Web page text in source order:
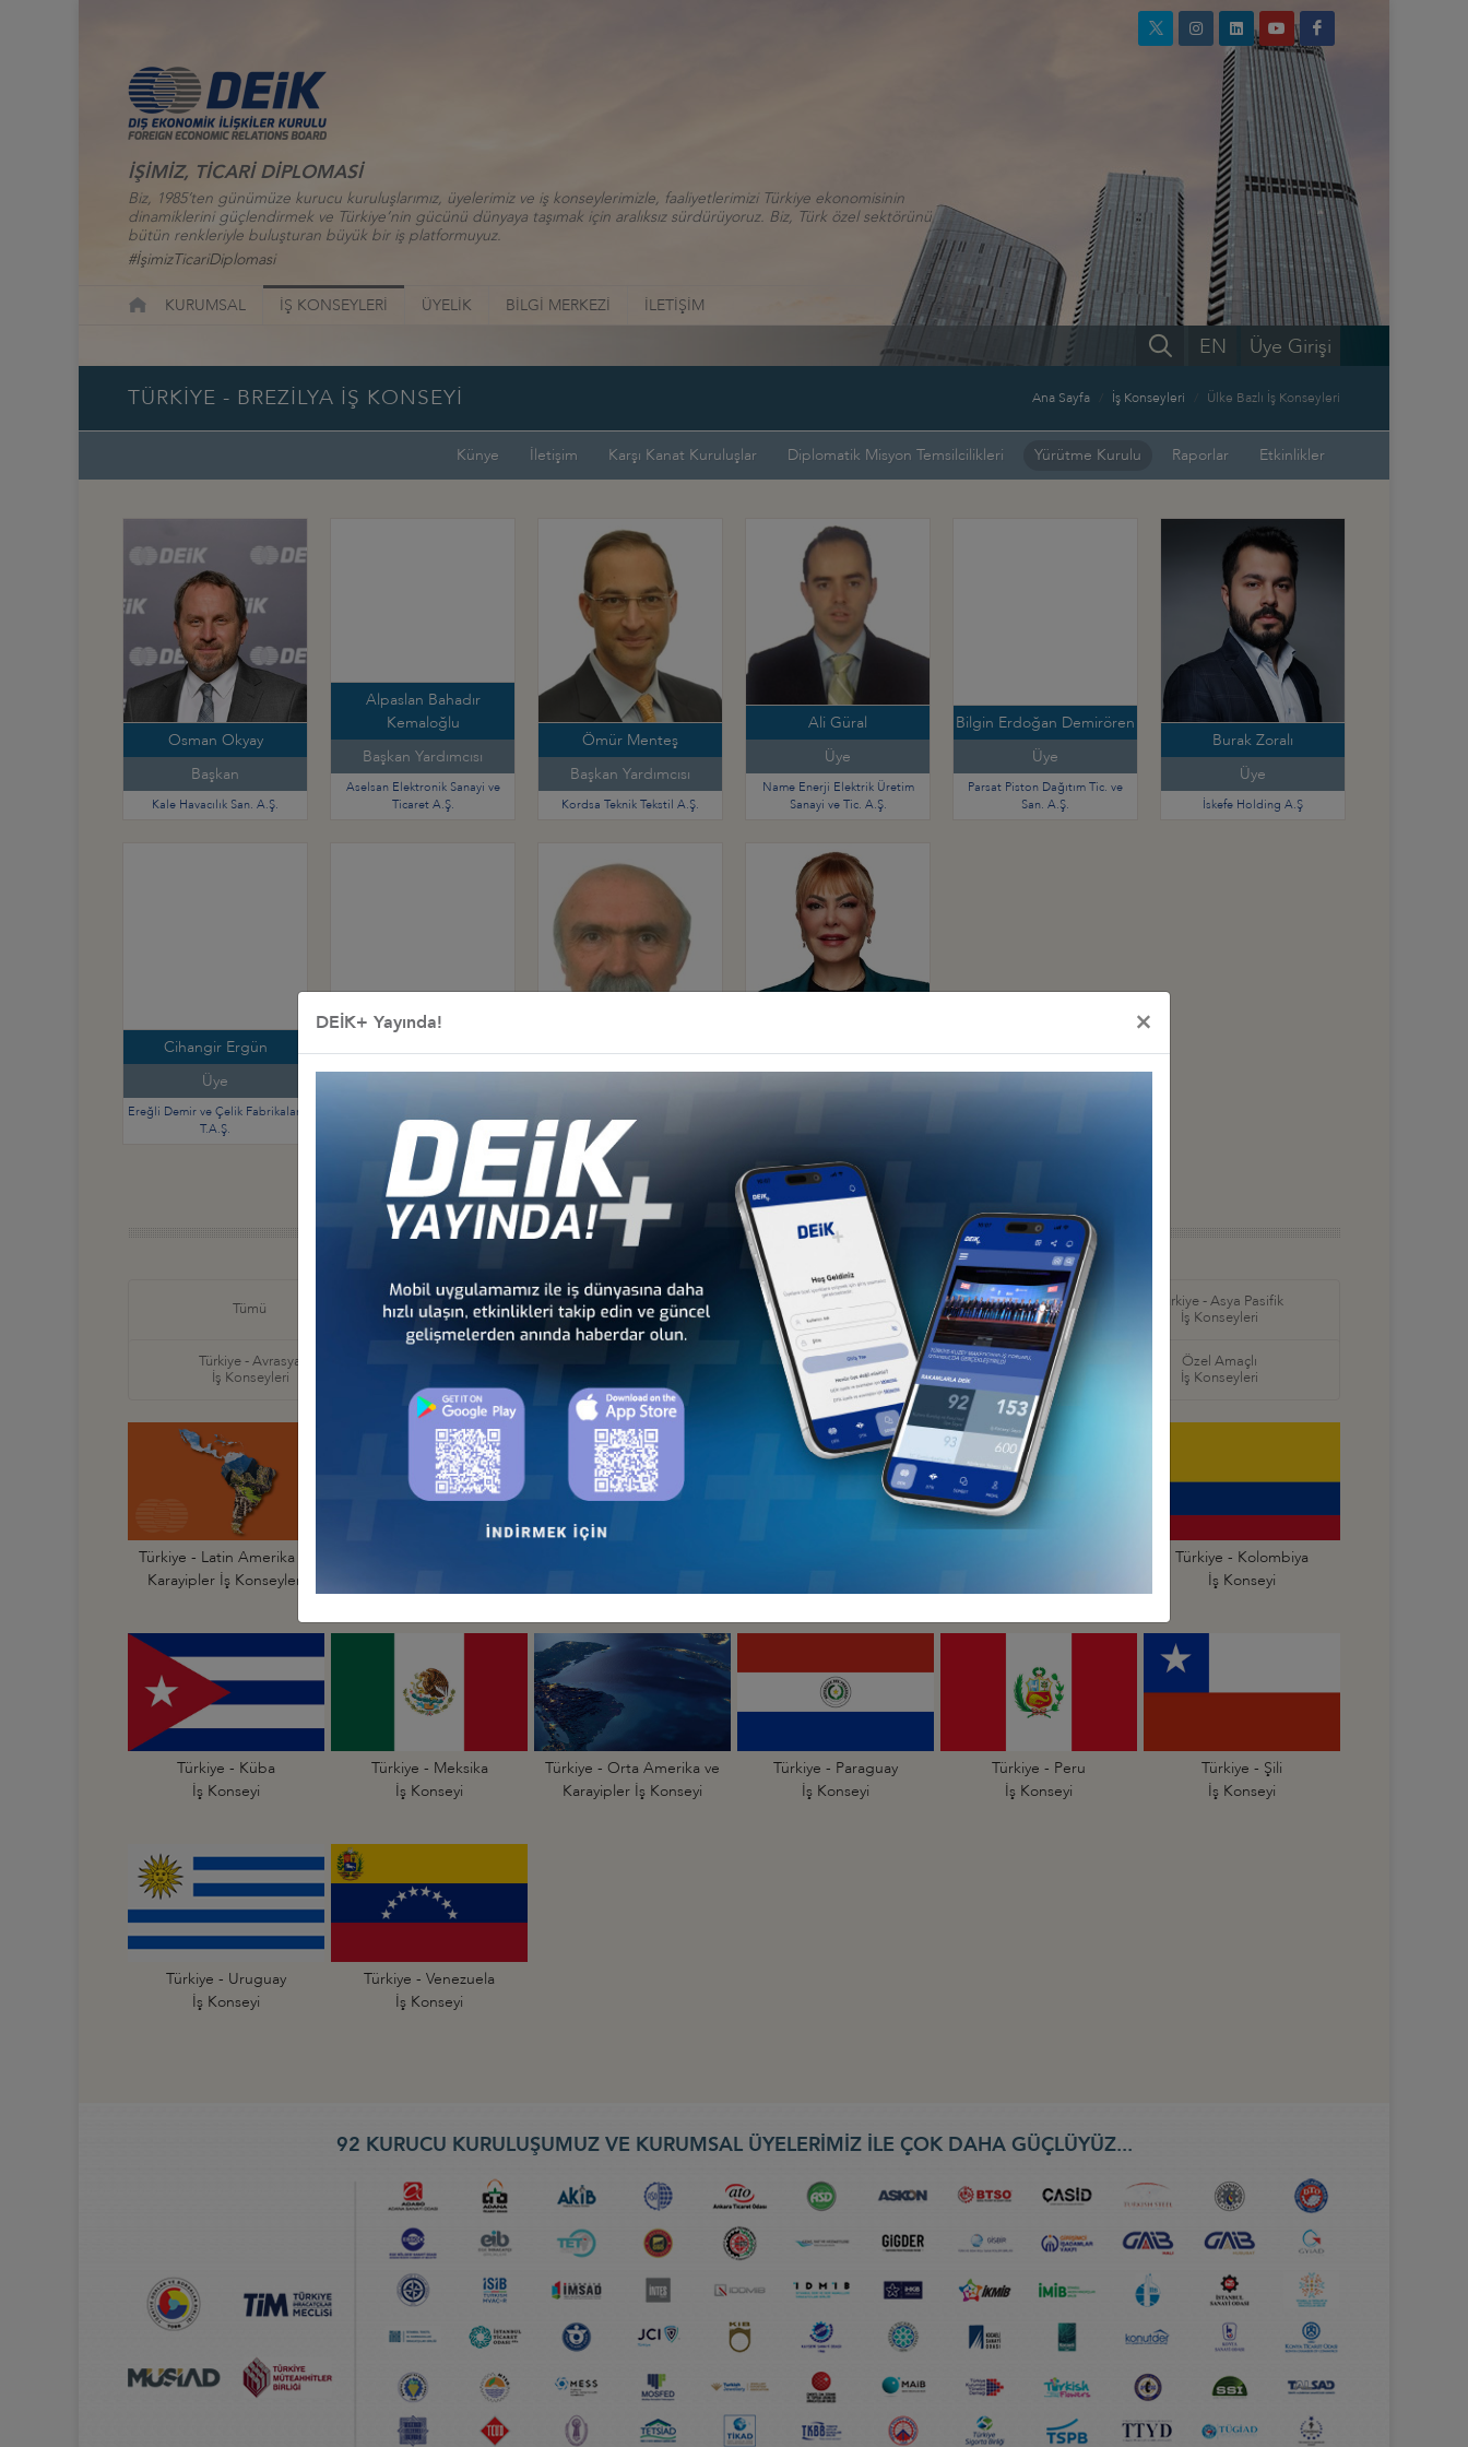
İŞİMİZ, TİCARİ DİPLOMASİ
Biz, 1985’ten günümüze kurucu kuruluşlarımız, üyelerimiz ve iş konseylerimizle, faaliyetlerimizi Türkiye ekonomisinin
dinamiklerini güçlendirmek ve Türkiye’nin gücünü dünyaya taşımak için aralıksız sürdürüyoruz. Biz, Türk özel sektörünü
bütün renkleriyle buluşturan büyük bir iş platformuyuz.
#İşimizTicariDiplomasi
KURUMSAL İŞ KONSEYLERİ ÜYELİK BİLGİ MERKEZİ İLETİŞİM
Üye Girişi
EN
TÜRKİYE - BREZİLYA İŞ KONSEYİ Ana Sayfa İş Konseyleri Ülke Bazlı İş Konseyleri
Künye İletişim Karşı Kanat Kuruluşlar Diplomatik Misyon Temsilcilikleri Yürütme Kurulu Raporlar Etkinlikler
Osman Okyay
Başkan
Kale Havacılık San. A.Ş.
Alpaslan Bahadır
Kemaloğlu
Başkan Yardımcısı
Aselsan Elektronik Sanayi ve
Ticaret A.Ş.
Ömür Menteş
Başkan Yardımcısı
Kordsa Teknik Tekstil A.Ş.
Ali Güral
Üye
Name Enerji Elektrik Üretim
Sanayi ve Tic. A.Ş.
Bilgin Erdoğan Demirören
Üye
Parsat Piston Dağıtım Tic. ve
San. A.Ş.
Burak Zoralı
Üye
İskefe Holding A.Ş
Cihangir Ergün
Üye
Ereğli Demir ve Çelik Fabrikaları
T.A.Ş.
DOF Robotik San. A.Ş. İndigo Grup Turizm ve Tic. A.Ş.
Diğer İş Konseyleri
Tümü
Türkiye - Afrika
İş Konseyleri
Türkiye - Kuzey Amerika
İş Konseyleri
Türkiye - Latin Amerika ve
Karayipler İş Konseyleri
Türkiye - Asya Pasifik
İş Konseyleri
Türkiye - Avrasya
İş Konseyleri
Türkiye - Orta Doğu ve
Körfez İş Konseyleri
Sektörel
İş Konseyleri
Özel Amaçlı
İş Konseyleri
Türkiye - Latin Amerika ve
Karayipler İş Konseyleri
Türkiye - Kolombiya
İş Konseyi
Türkiye - Küba
İş Konseyi
Türkiye - Meksika
İş Konseyi
Türkiye - Orta Amerika ve
Karayipler İş Konseyi
Türkiye - Paraguay
İş Konseyi
Türkiye - Peru
İş Konseyi
Türkiye - Şili
İş Konseyi
Türkiye - Uruguay
İş Konseyi
Türkiye - Venezuela
İş Konseyi
92 KURUCU KURULUŞUMUZ VE KURUMSAL ÜYELERİMİZ İLE ÇOK DAHA GÜÇLÜYÜZ...
DEİK+ Yayında! ×